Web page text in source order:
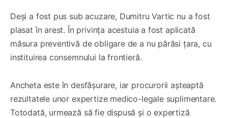
Deși a fost pus sub acuzare, Dumitru Vartic nu a fost
plasat în arest. În privința acestuia a fost aplicată
măsura preventivă de obligare de a nu părăsi țara, cu
instituirea consemnului la frontieră.
Ancheta este în desfășurare, iar procurorii așteaptă
rezultatele unor expertize medico-legale suplimentare.
Totodată, urmează să fie dispusă și o expertiză